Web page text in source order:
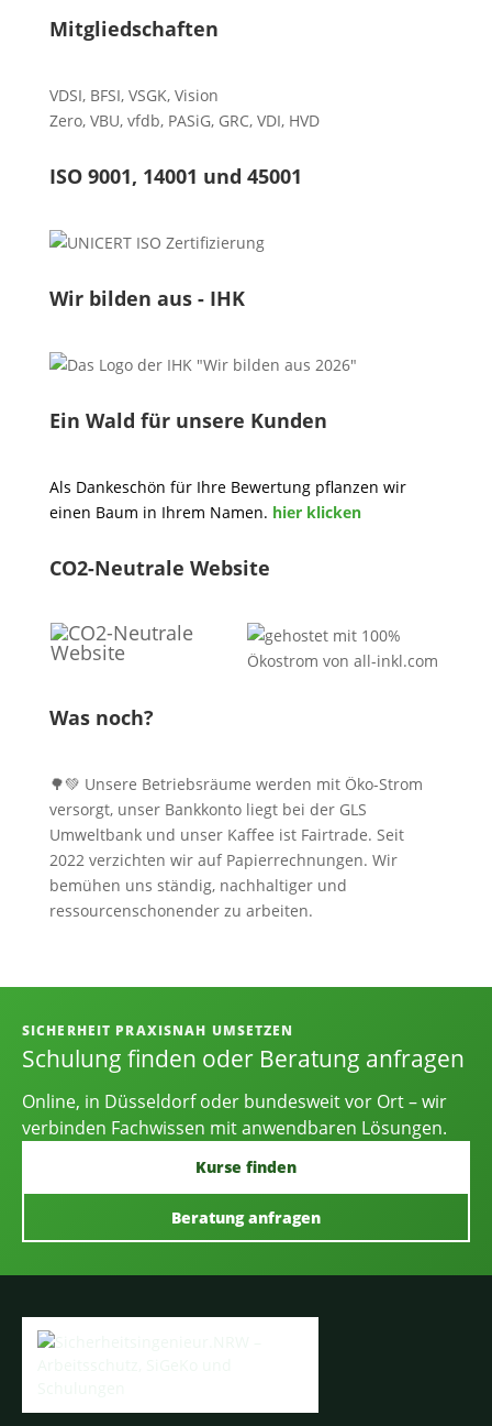
Mitgliedschaften
VDSI, BFSI, VSGK, Vision
Zero, VBU, vfdb, PASiG, GRC, VDI, HVD
ISO 9001, 14001 und 45001
Wir bilden aus - IHK
Ein Wald für unsere Kunden
Als Dankeschön für Ihre Bewertung pflanzen wir
einen Baum in Ihrem Namen. hier klicken
CO2-Neutrale Website
Was noch?
🌳💚 Unsere Betriebsräume werden mit Öko-Strom
versorgt, unser Bankkonto liegt bei der GLS
Umweltbank und unser Kaffee ist Fairtrade. Seit
2022 verzichten wir auf Papierrechnungen. Wir
bemühen uns ständig, nachhaltiger und
ressourcenschonender zu arbeiten.
Informationen, Kontakt und
SICHERHEIT PRAXISNAH UMSETZEN
Schulung finden oder Beratung anfragen
Online, in Düsseldorf oder bundesweit vor Ort – wir
verbinden Fachwissen mit anwendbaren Lösungen.
Kurse finden
Beratung anfragen